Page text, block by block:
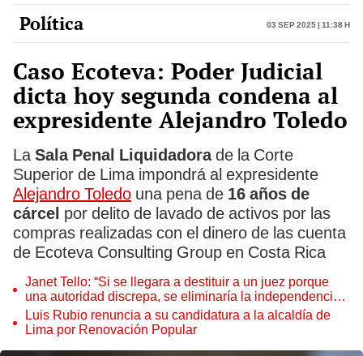
Política 03 Sep 2025 | 11:38 h
Caso Ecoteva: Poder Judicial
dicta hoy segunda condena al
expresidente Alejandro Toledo
La Sala Penal Liquidadorade la Corte
Superior de Lima impondrá al expresidente
Alejandro Toledo una pena de 16 años de
cárcel por delito de lavado de activos por las
compras realizadas con el dinero de las cuenta
de Ecoteva Consulting Group en Costa Rica
Janet Tello: “Si se llegara a destituir a un juez porque
una autoridad discrepa, se eliminaría la independencia
judicial”
Luis Rubio renuncia a su candidatura a la alcaldía de
Lima por Renovación Popular